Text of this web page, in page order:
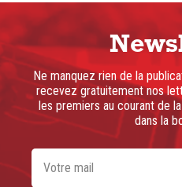
Ne manquez rien de la
recevez gratuitement nos
les premiers au courant de
dans la